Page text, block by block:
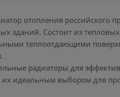
отопления российского
зданий. Состоит из
теплоотдающими
радиаторы для
их идеальным выбором для